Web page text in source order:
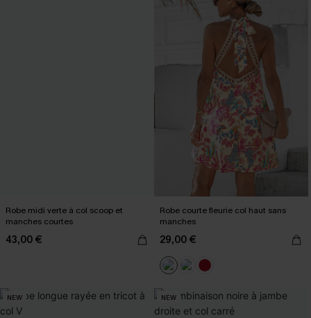
Robe midi verte à col scoop et
manches courtes
43,00 €
Robe courte fleurie col haut sans
manches
29,00 €
NEW NEW